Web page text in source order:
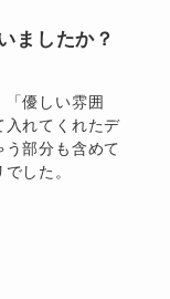
ましたか？
優しい雰囲
入れてくれたデ
部分も含めて
した。